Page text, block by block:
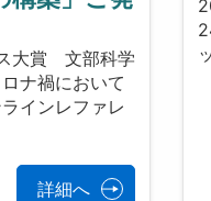
大賞 文部科学
ナ禍において
インレファレ
詳細へ